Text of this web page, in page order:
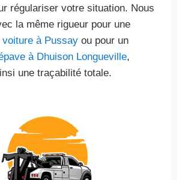
régulariser votre situation. Nous
la même rigueur pour une
à Pussay ou pour un
à Dhuison Longueville,
une traçabilité totale.